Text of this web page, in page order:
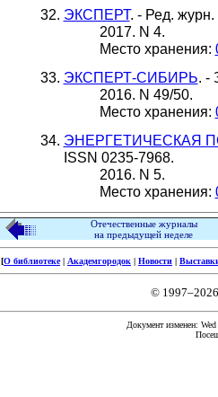
ЭКСПЕРТ. - Ред.
2017. N 4.
Место хранения:
ЭКСПЕРТ-СИБИРЬ. -
2016. N 49/50.
Место хранения:
ЭНЕРГЕТИЧЕСКАЯ
ISSN 0235-7968.
2016. N 5.
Место хранения:
Отечественные журналы
на предыдущей неделе
[О библиотеке| Академгородок | Новости |
©
Документ изменен: